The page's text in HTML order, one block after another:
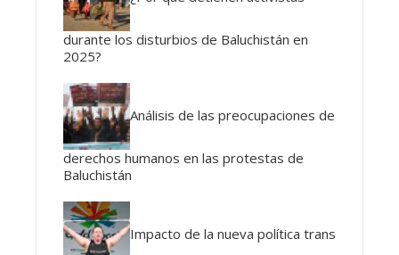
durante los disturbios de Baluchistán en
2025?
Análisis de las preocupaciones de
derechos humanos en las protestas de
Baluchistán
Impacto de la nueva política trans